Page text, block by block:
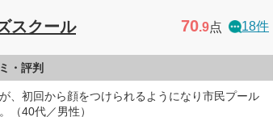
スクール 70.9点 18件
・評判
、初回から顔をつけられるようになり市民プール
（40代／男性）